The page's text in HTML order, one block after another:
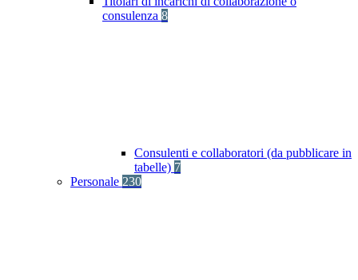
consulenza 8
Consulenti e collaboratori (da pubblicare in
tabelle) 7
Personale 230